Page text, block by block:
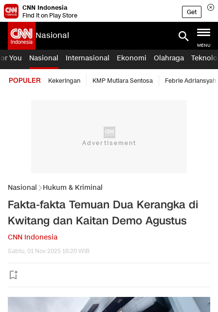
CNN Indonesia
Find it on Play Store
Get
Nasional
MENU
You Nasional Internasional Ekonomi Olahraga
POPULER Kekeringan KMP Mutiara Sentosa Febrie Adriansyah
Nasional Hukum & Kriminal
Fakta-fakta Temuan Dua Kerangka di
Kwitang dan Kaitan Demo Agustus
CNN Indonesia
Sabtu, 01 Nov 2025 16:20 WIB